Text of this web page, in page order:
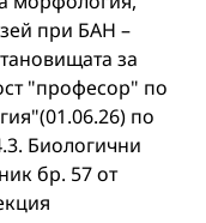
при БАН –
за
"професор" по
по
Биологични
бр. 57 от